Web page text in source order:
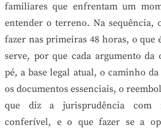
familiares que enfrentam um
entender o terreno. Na sequência,
fazer nas primeiras 48 horas, o que
serve, por que cada argumento da
pé, a base legal atual, o caminho
os documentos essenciais, o
que diz a jurisprudência com
conferível, e o que fazer se a